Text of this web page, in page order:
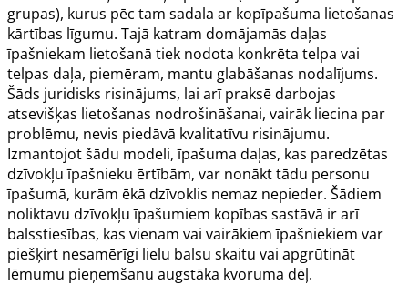
grupas), kurus pēc tam sadala ar kopīpašuma lietošanas
kārtības līgumu. Tajā katram domājamās daļas
īpašniekam lietošanā tiek nodota konkrēta telpa vai
telpas daļa, piemēram, mantu glabāšanas nodalījums.
Šāds juridisks risinājums, lai arī praksē darbojas
atsevišķas lietošanas nodrošināšanai, vairāk liecina par
problēmu, nevis piedāvā kvalitatīvu risinājumu.
Izmantojot šādu modeli, īpašuma daļas, kas paredzētas
dzīvokļu īpašnieku ērtībām, var nonākt tādu personu
īpašumā, kurām ēkā dzīvoklis nemaz nepieder. Šādiem
noliktavu dzīvokļu īpašumiem kopības sastāvā ir arī
balsstiesības, kas vienam vai vairākiem īpašniekiem var
piešķirt nesamērīgi lielu balsu skaitu vai apgrūtināt
lēmumu pieņemšanu augstāka kvoruma dēļ.